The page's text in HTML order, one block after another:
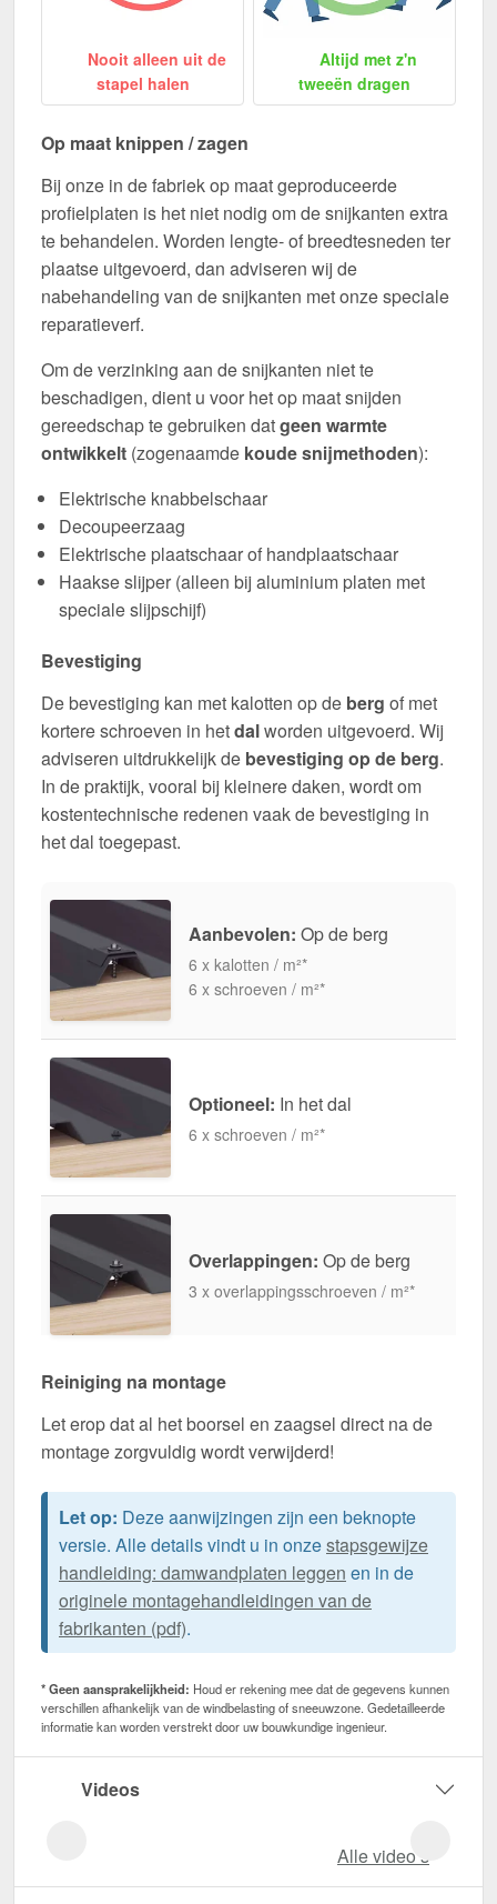
Nooit alleen uit de
stapel halen
Altijd met z'n
tweeën dragen
Op maat knippen / zagen
Bij onze in de fabriek op maat geproduceerde
profielplaten is het niet nodig om de snijkanten extra
te behandelen. Worden lengte- of breedtesneden ter
plaatse uitgevoerd, dan adviseren wij de
nabehandeling van de snijkanten met onze speciale
reparatieverf.
Om de verzinking aan de snijkanten niet te
beschadigen, dient u voor het op maat snijden
gereedschap te gebruiken datgeen warmte
ontwikkelt (zogenaamde koude snijmethoden):
Elektrische knabbelschaar
Decoupeerzaag
Elektrische plaatschaar of handplaatschaar
Haakse slijper (alleen bij aluminium platen met
speciale slijpschijf)
Bevestiging
De bevestiging kan met kalotten op de berg of met
kortere schroeven in hetdalworden uitgevoerd. Wij
adviseren uitdrukkelijk de bevestiging op de berg.
In de praktijk, vooral bij kleinere daken, wordt om
kostentechnische redenen vaak de bevestiging in
het dal toegepast.
Aanbevolen: Op de berg
6 x kalotten / m²*
6 x schroeven / m²*
Optioneel: In het dal
6 x schroeven / m²*
Overlappingen: Op de berg
3 x overlappingsschroeven / m²*
Reiniging na montage
Let erop dat al het boorsel en zaagsel direct na de
montage zorgvuldig wordt verwijderd!
Let op: Deze aanwijzingen zijn een beknopte
versie. Alle details vindt u in onzestapsgewijze
handleiding: damwandplaten leggen en in de
originele montagehandleidingen van de
fabrikanten (pdf).
* Geen aansprakelijkheid: Houd er rekening mee dat de gegevens kunnen
verschillen afhankelijk van de windbelasting of sneeuwzone. Gedetailleerde
informatie kan worden verstrekt door uw bouwkundige ingenieur.
Videos
Alle video‘s